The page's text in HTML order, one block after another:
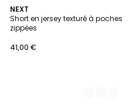
NEXT
Short en jersey texturé à poches
zippées
41,00 €
2
Couleurs